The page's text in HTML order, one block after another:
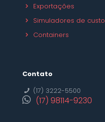
Exportações
Simuladores de custo
Containers
Contato
(17) 3222-5500
(17) 98114-9230